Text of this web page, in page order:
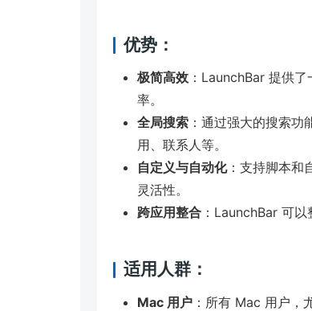
优势：
极简高效 ：LaunchBar 提供
率。
全局搜索 ：通过强大的搜索
用、联系人等。
自定义与自动化：支持脚本和
灵活性。
跨应用整合 ：LaunchBar 可
适用人群：
Mac 用户 ：所有 Mac 用户，